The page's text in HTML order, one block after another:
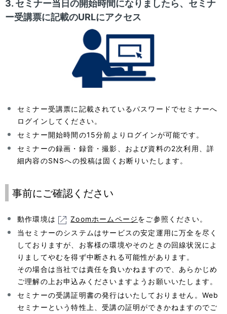
3. セミナー当日の開始時間になりましたら、セミナ
ー受講票に記載のURLにアクセス
セミナー受講票に記載されているパスワードでセミナーへ
ログインしてください。
セミナー開始時間の15分前よりログインが可能です。
セミナーの録画・録音・撮影、および資料の2次利用、詳
細内容のSNSへの投稿は固くお断りいたします。
事前にご確認ください
動作環境は Zoomホームページをご参照ください。
当セミナーのシステムはサービスの安定運用に万全を尽く
しておりますが、お客様の環境やそのときの回線状況によ
りましてやむを得ず中断される可能性があります。
その場合は当社では責任を負いかねますので、あらかじめ
ご理解の上お申込みくださいますようお願いいたします。
セミナーの受講証明書の発行はいたしておりません。Web
セミナーという特性上、受講の証明ができかねますのでご